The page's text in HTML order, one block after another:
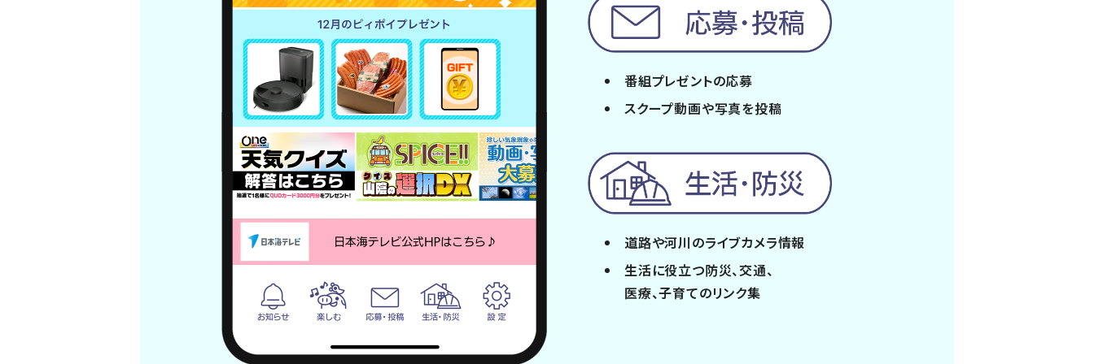
番組プレゼントの応募
スクープ動画や写真を投稿
道路や河川のライブカメラ情報
生活に役立つ防災、交通、
医療、子育てのリンク集